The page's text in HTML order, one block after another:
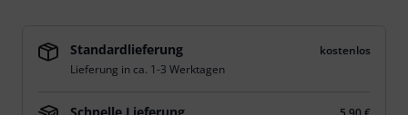
Standardlieferung
kostenlos
Lieferung in ca. 1-3 Werktagen